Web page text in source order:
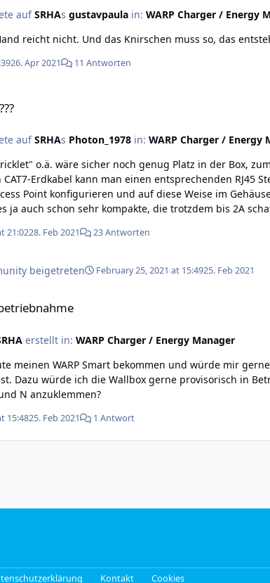
aufSRHAs gustavpaulain: WARP Charger / Energy
reicht nicht. Und das Knirschen muss so, das
26. Apr 2021 11 Antworten
aufSRHAs Photon_1978in: WARP Charger / Energy
o.ä. wäre sicher noch genug Platz in der Box,
kann man einen entsprechenden RJ45 Stecker direkt montieren. Solange es aber das "LAN-
Point konfigurieren und auf diese Weise im
ja auch schon sehr kompakte, die trotzdem bis 2A
21:0228. Feb 2021 23 Antworten
beigetreten February 25, 2021 at 15:4925. Feb 2021
erstellt in: WARP Charger / Energy Manager
Dazu würde ich die Wallbox gerne provisorisch in
N anzuklemmen?
15:4825. Feb 2021 1 Antwort
Kontakt Cookies